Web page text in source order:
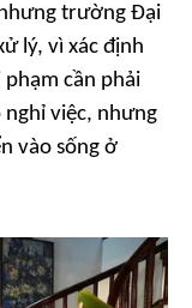
trường Đại
lý, vì xác định
cần phải
nghỉ việc, nhưng
vào sống ở